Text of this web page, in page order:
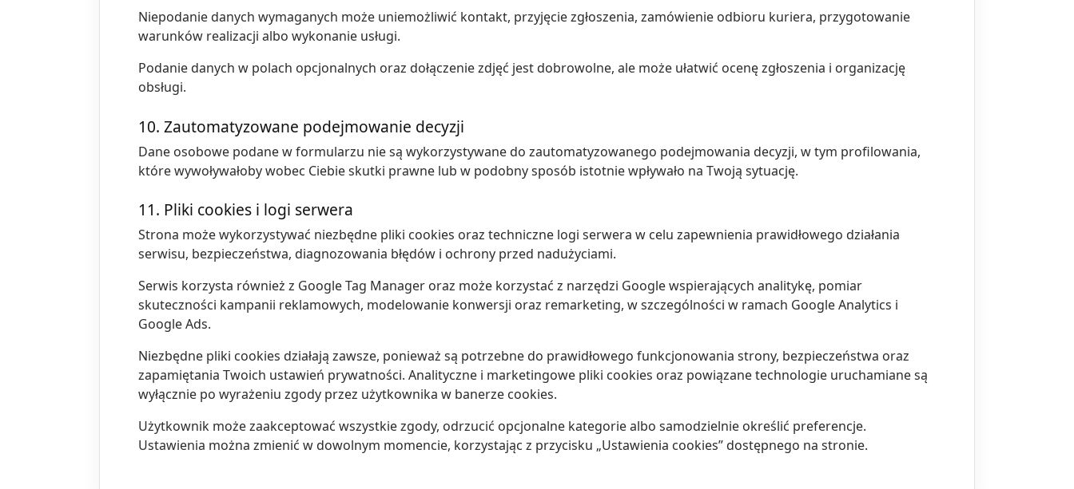
Niepodanie danych wymaganych może uniemożliwić kontakt, przyjęcie zgłoszenia, zamówienie odbioru kuriera, przygotowanie
warunków realizacji albo wykonanie usługi.
Podanie danych w polach opcjonalnych oraz dołączenie zdjęć jest dobrowolne, ale może ułatwić ocenę zgłoszenia i organizację
obsługi.
10. Zautomatyzowane podejmowanie decyzji
Dane osobowe podane w formularzu nie są wykorzystywane do zautomatyzowanego podejmowania decyzji, w tym profilowania,
które wywoływałoby wobec Ciebie skutki prawne lub w podobny sposób istotnie wpływało na Twoją sytuację.
11. Pliki cookies i logi serwera
Strona może wykorzystywać niezbędne pliki cookies oraz techniczne logi serwera w celu zapewnienia prawidłowego działania
serwisu, bezpieczeństwa, diagnozowania błędów i ochrony przed nadużyciami.
Serwis korzysta również z Google Tag Manager oraz może korzystać z narzędzi Google wspierających analitykę, pomiar
skuteczności kampanii reklamowych, modelowanie konwersji oraz remarketing, w szczególności w ramach Google Analytics i
Google Ads.
Niezbędne pliki cookies działają zawsze, ponieważ są potrzebne do prawidłowego funkcjonowania strony, bezpieczeństwa oraz
zapamiętania Twoich ustawień prywatności. Analityczne i marketingowe pliki cookies oraz powiązane technologie uruchamiane są
wyłącznie po wyrażeniu zgody przez użytkownika w banerze cookies.
Użytkownik może zaakceptować wszystkie zgody, odrzucić opcjonalne kategorie albo samodzielnie określić preferencje.
Ustawienia można zmienić w dowolnym momencie, korzystając z przycisku „Ustawienia cookies” dostępnego na stronie.